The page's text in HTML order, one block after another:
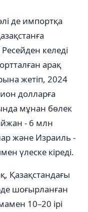
де импортқа
Ресейден келеді
арақ
жетіп, 2024
долларға
мұнан бөлек
- 6 млн
және Израиль -
үлеске кіреді.
Қазақстандағы
шоғырланған
10–20 ірі